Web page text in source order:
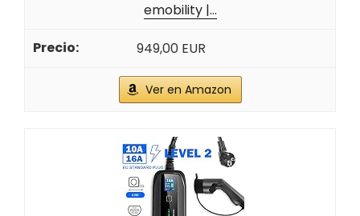
emobility |...
949,00 EUR
Ver en Amazon